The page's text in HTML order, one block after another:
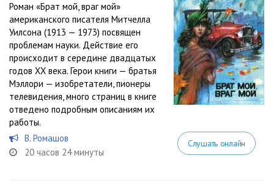
Роман «Брат мой, враг мой»
американского писателя Митчелла
Уилсона (1913 — 1973) посвящен
проблемам науки. Действие его
происходит в середине двадцатых
годов XX века. Герои книги — братья
Мэллори — изобретатели, пионеры
телевидения, много страниц в книге
отведено подробным описаниям их
работы.
В. Ромашов
20 часов 24 минуты
Слушать онлайн